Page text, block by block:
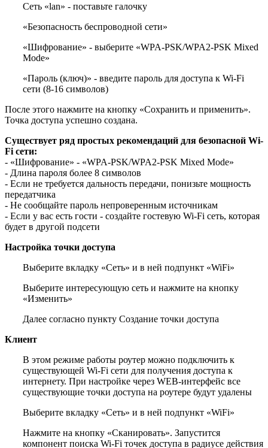
Сеть «lan» - поставьте галочку
«Безопасность беспроводной сети»
«Шифрование» - выберите «WPA-PSK/WPA2-PSK Mixed
Mode»
«Пароль (ключ)» - введите пароль для доступа к Wi-Fi
сети (8-16 символов)
После этого нажмите на кнопку «Сохранить и применить».
Точка доступа успешно создана.
Существует ряд простых рекомендаций для безопасной Wi-
Fi сети:
- «Шифрование» - «WPA-PSK/WPA2-PSK Mixed Mode»
- Длина пароля более 8 символов
- Если не требуется дальность передачи, понизьте мощность
передатчика
- Не сообщайте пароль непроверенным источникам
- Если у вас есть гости - создайте гостевую Wi-Fi сеть, которая
будет в другой подсети
Настройка точки доступа
Выберите вкладку «Сеть» и в ней подпункт «WiFi»
Выберите интересующую сеть и нажмите на кнопку
«Изменить»
Далее согласно пункту Создание точки доступа
Клиент
В этом режиме работы роутер можно подключить к
существующей Wi-Fi сети для получения доступа к
интернету. При настройке через WEB-интерфейс все
существующие точки доступа на роутере будут удалены
Выберите вкладку «Сеть» и в ней подпункт «WiFi»
Нажмите на кнопку «Сканировать». Запустится
компонент поиска Wi-Fi точек доступа в радиусе действия